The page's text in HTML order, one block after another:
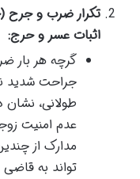
تکرار ضرب و جرح
اثبات عسر و حرج:
گرچه هر بار
جراحت شدید
طولانی،
عدم امنیت
مدارک از
تواند به